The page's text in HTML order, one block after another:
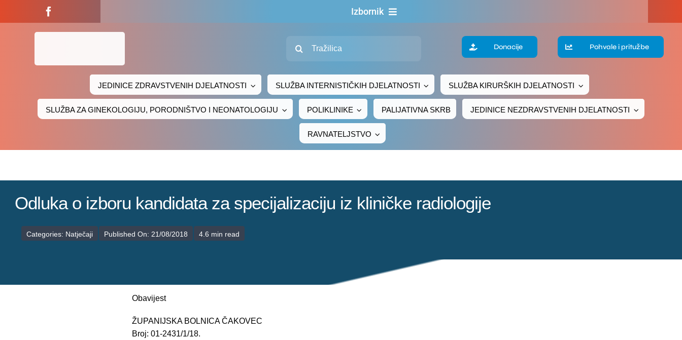
Izbornik
Za pacijente
Javna nabava
Adresar
Donacije Pohvale i pritužbe
JEDINICE ZDRAVSTVENIH DJELATNOSTI SLUŽBA INTERNISTIČKIH DJELATNOSTI SLUŽBA KIRURŠKIH DJELATNOSTI
SLUŽBA ZA GINEKOLOGIJU, PORODNIŠTVO I NEONATOLOGIJU POLIKLINIKE PALIJATIVNA SKRB JEDINICE NEZDRAVSTVENIH DJELATNOSTI
RAVNATELJSTVO
Odluka o izboru kandidata za specijalizaciju iz kliničke radiologije
Categories: Natječaji Published On: 21/08/2018 4.6 min read
Obavijest
ŽUPANIJSKA BOLNICA ČAKOVEC
Broj: 01-2431/1/18.